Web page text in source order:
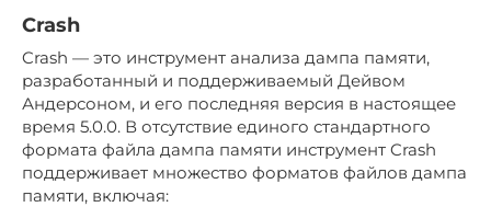
Crash
Crash — это инструмент анализа дампа памяти,
разработанный и поддерживаемый Дейвом
Андерсоном, и его последняя версия в настоящее
время 5.0.0. В отсутствие единого стандартного
формата файла дампа памяти инструмент Crash
поддерживает множество форматов файлов дампа
памяти, включая: